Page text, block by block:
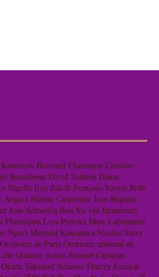
Bertrand Chamayou Caroline
Barenboim David Salmon Diana
Nigella Eva Zaïcik François-Xavier Roth
Arquez Hélène Carpentier Jean-Baptiste
Jean-Sébastien Bou Jos van Immerseel
Florissants Liya Petrova Marc Labonnette
Nguci Mayumi Kanagawa Nicolas Stavy
Orchestre de Paris Orchestre national de
Quatuor Ardeo Renaud Capuçon
Takénori Némoto Thierry Escaich